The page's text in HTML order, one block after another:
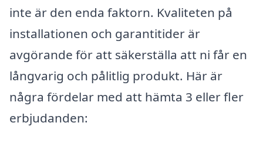
inte är den enda faktorn. Kvaliteten på
installationen och garantitider är
avgörande för att säkerställa att ni får en
långvarig och pålitlig produkt. Här är
några fördelar med att hämta 3 eller fler
erbjudanden: